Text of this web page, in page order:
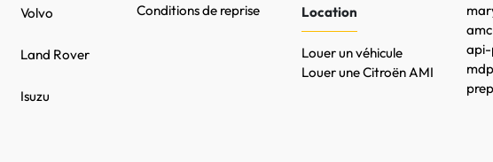
Volvo
Land Rover
Isuzu
Conditions de reprise
Location
Louer un véhicule
Louer une Citroën AMI
api-